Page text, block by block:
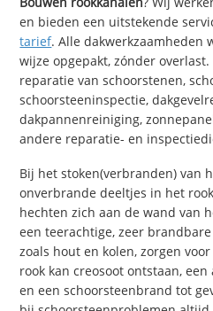
en bieden een uitstekende
tarief. Alle dakwerkzaamheden
wijze opgepakt, zónder
reparatie van schoorstenen,
schoorsteeninspectie,
dakpannenreiniging,
andere reparatie- en
Bij het stoken(verbranden) van
onverbrande deeltjes in het
hechten zich aan de wand van
een teerachtige, zeer
zoals hout en kolen, zorgen
rook kan creosoot ontstaan,
en een schoorsteenbrand tot